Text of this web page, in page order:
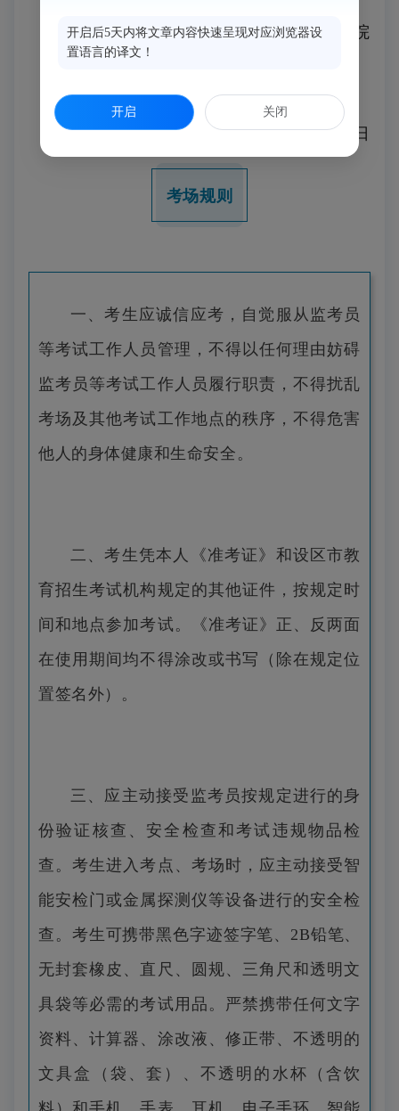
福建省教育考试院
2025年6月16日
考场规则
一、考生应诚信应考，自觉服从监考员
等考试工作人员管理，不得以任何理由妨碍
监考员等考试工作人员履行职责，不得扰乱
考场及其他考试工作地点的秩序，不得危害
他人的身体健康和生命安全。
二、考生凭本人《准考证》和设区市教
育招生考试机构规定的其他证件，按规定时
间和地点参加考试。《准考证》正、反两面
在使用期间均不得涂改或书写（除在规定位
置签名外）。
三、应主动接受监考员按规定进行的身
份验证核查、安全检查和考试违规物品检
查。考生进入考点、考场时，应主动接受智
能安检门或金属探测仪等设备进行的安全检
查。考生可携带黑色字迹签字笔、2B铅笔、
无封套橡皮、直尺、圆规、三角尺和透明文
具袋等必需的考试用品。严禁携带任何文字
资料、计算器、涂改液、修正带、不透明的
文具盒（袋、套）、不透明的水杯（含饮
开启后5天内将文章内容快速呈现对应浏览器设
置语言的译文！
开启 关闭